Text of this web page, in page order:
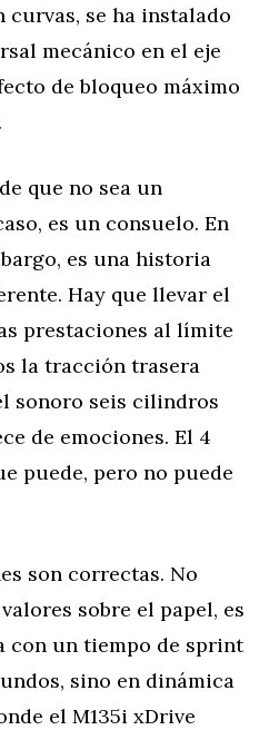
se ha instalado
mecánico en el eje
de bloqueo máximo
que no sea un
es un consuelo. En
es una historia
Hay que llevar el
prestaciones al límite
la tracción trasera
sonoro seis cilindros
de emociones. El 4
puede, pero no puede
son correctas. No
sobre el papel, es
con un tiempo de sprint
sino en dinámica
el M135i xDrive